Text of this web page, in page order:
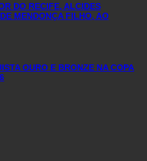
DO RECIFE, ALCIDES
MENDONÇA FILHO, AO
OURO E BRONZE NA COPA